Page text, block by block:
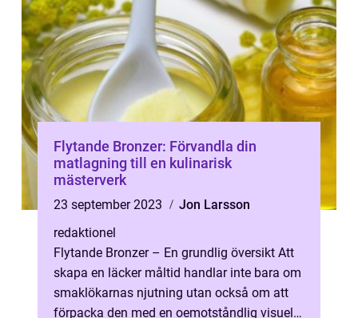
Flytande Bronzer: Förvandla din
matlagning till en kulinarisk
mästerverk
23 september 2023
Jon Larsson
redaktionel
Flytande Bronzer – En grundlig översikt Att
skapa en läcker måltid handlar inte bara om
smaklökarnas njutning utan också om att
förpacka den med en oemotståndlig visuell